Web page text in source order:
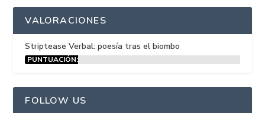
VALORACIONES
Striptease Verbal: poesía tras el biombo
PUNTUACIÓN:
FOLLOW US